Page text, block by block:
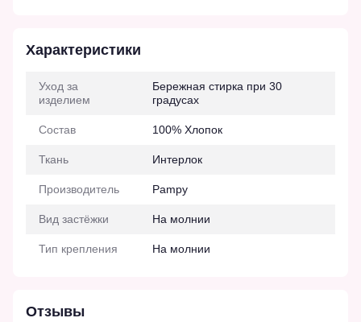
Характеристики
Уход за
изделием
Бережная стирка при 30
градусах
Состав 100% Хлопок
Ткань Интерлок
Производитель Pampy
Вид застёжки На молнии
Тип крепления На молнии
Отзывы